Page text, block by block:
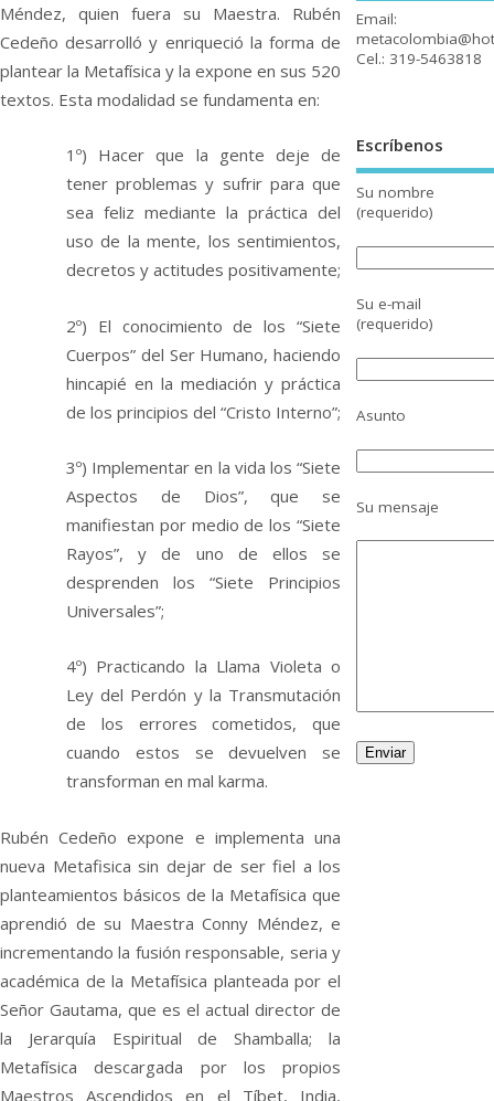
Méndez, quien fuera su Maestra. Rubén
Cedeño desarrolló y enriqueció la forma de
plantear la Metafísica y la expone en sus 520
textos. Esta modalidad se fundamenta en:
1º) Hacer que la gente deje de
tener problemas y sufrir para que
sea feliz mediante la práctica del
uso de la mente, los sentimientos,
decretos y actitudes positivamente;
2º) El conocimiento de los “Siete
Cuerpos” del Ser Humano, haciendo
hincapié en la mediación y práctica
de los principios del “Cristo Interno”;
3º) Implementar en la vida los “Siete
Aspectos de Dios”, que se
manifiestan por medio de los “Siete
Rayos”, y de uno de ellos se
desprenden los “Siete Principios
Universales”;
4º) Practicando la Llama Violeta o
Ley del Perdón y la Transmutación
de los errores cometidos, que
cuando estos se devuelven se
transforman en mal karma.
Rubén Cedeño expone e implementa una
nueva Metafisica sin dejar de ser fiel a los
planteamientos básicos de la Metafísica que
aprendió de su Maestra Conny Méndez, e
incrementando la fusión responsable, seria y
académica de la Metafísica planteada por el
Señor Gautama, que es el actual director de
la Jerarquía Espiritual de Shamballa; la
Metafísica descargada por los propios
Maestros Ascendidos en el Tíbet, India,
Email:
Cel.: 319-5463818
Escríbenos
Su nombre
(requerido)
Su e-mail
(requerido)
Asunto
Su mensaje